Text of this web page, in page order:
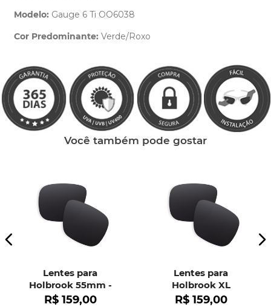
Modelo: Gauge 6 Ti OO6038
Cor Predominante: Verde/Roxo
Você também pode gostar
Lentes para
Holbrook 55mm -
OO9102
R$ 159,00
Lentes para
Holbrook XL
R$ 159,00